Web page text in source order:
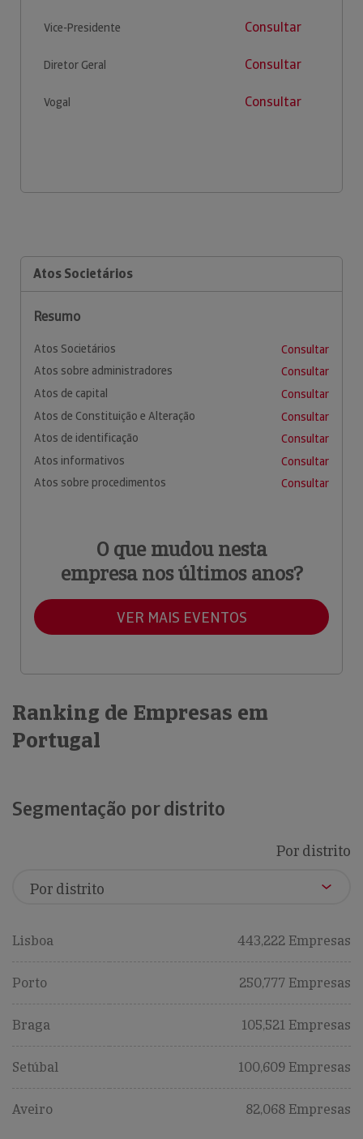
Vice-Presidente Consultar
Diretor Geral Consultar
Vogal Consultar
Atos Societários
Resumo
Atos Societários
Consultar
Atos sobre administradores
Consultar
Atos de capital
Consultar
Atos de Constituição e Alteração
Consultar
Atos de identificação
Consultar
Atos informativos
Consultar
Atos sobre procedimentos
Consultar
O que mudou nesta
empresa nos últimos anos?
VER MAIS EVENTOS
Ranking de Empresas em
Portugal
Segmentação por distrito
Por distrito
Lisboa 443,222 Empresas
Porto 250,777 Empresas
Braga 105,521 Empresas
Setúbal 100,609 Empresas
Aveiro 82,068 Empresas